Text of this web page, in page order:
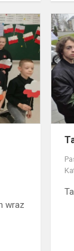
Jestem
małym
patriotą
wraz